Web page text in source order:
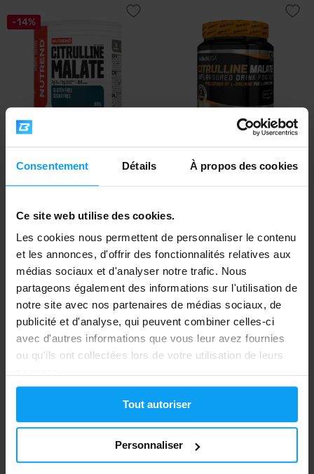
Consentement Détails À propos des cookies
Ce site web utilise des cookies.
Les cookies nous permettent de personnaliser le contenu
et les annonces, d'offrir des fonctionnalités relatives aux
médias sociaux et d'analyser notre trafic. Nous
partageons également des informations sur l'utilisation de
notre site avec nos partenaires de médias sociaux, de
publicité et d'analyse, qui peuvent combiner celles-ci
avec d'autres informations que vous leur avez fournies
ou qu'ils ont collectées lors de votre utilisation de leurs
Tout autoriser
Personnaliser
-14%
Nutrend
Citrulline Malate 300 g
BioTech USA
Citrulline Malate 300 g
27,90€
EN STOCK